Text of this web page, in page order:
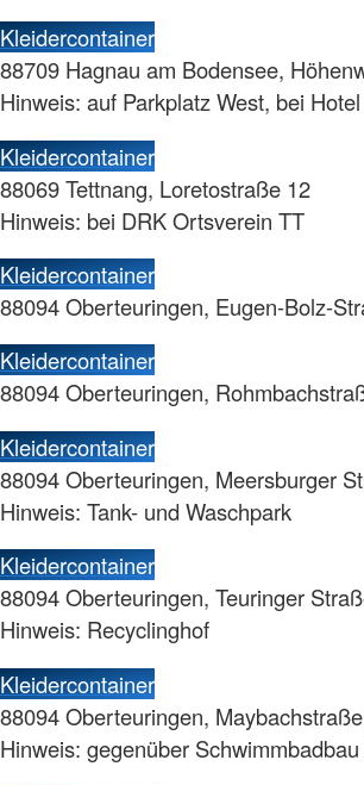
Kleidercontainer
88709 Hagnau am Bodensee,
Hinweis: auf Parkplatz West, bei
Kleidercontainer
88069 Tettnang, Loretostraße 12
Hinweis: bei DRK Ortsverein TT
Kleidercontainer
88094 Oberteuringen, Eugen-Bolz-
Kleidercontainer
88094 Oberteuringen,
Kleidercontainer
88094 Oberteuringen, Meersburger
Hinweis: Tank- und Waschpark
Kleidercontainer
88094 Oberteuringen, Teuringer
Hinweis: Recyclinghof
Kleidercontainer
88094 Oberteuringen,
Hinweis: gegenüber